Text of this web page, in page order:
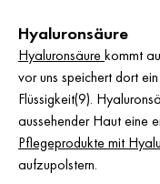
Hyaluronsäure
Hyaluronsäurekommt
vor uns speichert dort
Flüssigkeit(9).
aussehender Haut eine
Pflegeprodukte mit
aufzupolstern.